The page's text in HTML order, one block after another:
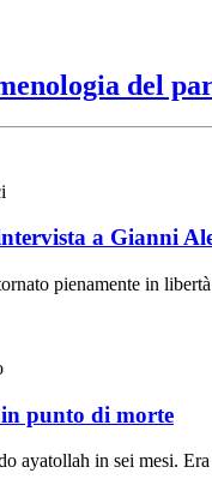
del
a Gianni
pienamente in
punto di morte
ayatollah in sei mesi.